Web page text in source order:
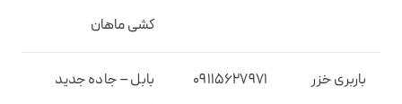
کشی ماهان
باربری خزر
09115627971
بابل – جاده جدید